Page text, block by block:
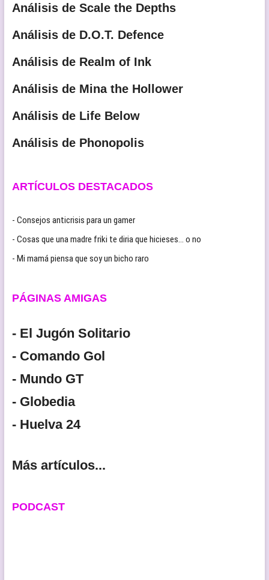
Análisis de Scale the Depths
Análisis de D.O.T. Defence
Análisis de Realm of Ink
Análisis de Mina the Hollower
Análisis de Life Below
Análisis de Phonopolis
ARTÍCULOS DESTACADOS
- Consejos anticrisis para un gamer
- Cosas que una madre friki te diria que hicieses… o no
- Mi mamá piensa que soy un bicho raro
PÁGINAS AMIGAS
- El Jugón Solitario
- Comando Gol
- Mundo GT
- Globedia
- Huelva 24
Más artículos...
PODCAST